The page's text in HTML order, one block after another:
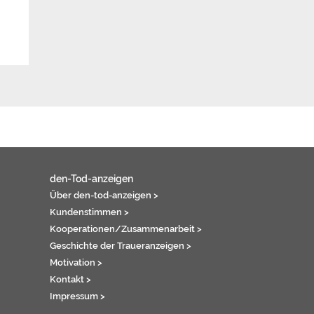
den-Tod-anzeigen
Über den-tod-anzeigen >
Kundenstimmen >
Kooperationen/Zusammenarbeit >
Geschichte der Traueranzeigen >
Motivation >
Kontakt >
Impressum >